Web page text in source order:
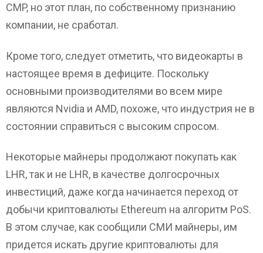
CMP, но этот план, по собственному признанию
компании, не сработал.
Кроме того, следует отметить, что видеокарты в
настоящее время в дефиците. Поскольку
основными производителями во всем мире
являются Nvidia и AMD, похоже, что индустрия не в
состоянии справиться с высоким спросом.
Некоторые майнеры продолжают покупать как
LHR, так и не LHR, в качестве долгосрочных
инвестиций, даже когда начинается переход от
добычи криптовалюты Ethereum на алгоритм PoS.
В этом случае, как сообщили СМИ майнеры, им
придется искать другие криптовалюты для